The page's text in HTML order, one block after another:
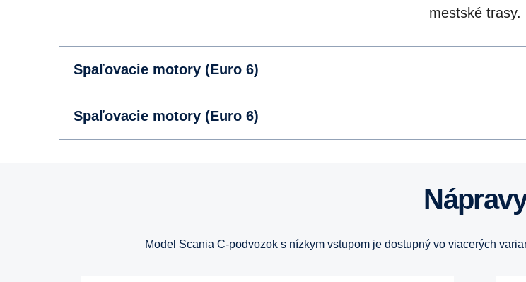
mestské trasy.
Spaľovacie motory (Euro 6)
Spaľovacie motory (Euro 6)
Nápravy
Model Scania C-podvozok s nízkym vstupom je dostupný vo viacerých